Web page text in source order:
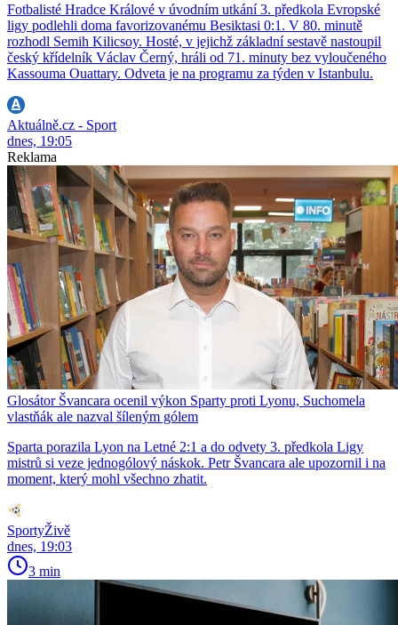
Fotbalisté Hradce Králové v úvodním utkání 3. předkola Evropské
ligy podlehli doma favorizovanému Besiktasi 0:1. V 80. minutě
rozhodl Semih Kilicsoy. Hosté, v jejichž základní sestavě nastoupil
český křídelník Václav Černý, hráli od 71. minuty bez vyloučeného
Kassouma Ouattary. Odveta je na programu za týden v Istanbulu.
Aktuálně.cz - Sport
dnes, 19:05
Reklama
Glosátor Švancara ocenil výkon Sparty proti Lyonu, Suchomela
vlastňák ale nazval šíleným gólem
Sparta porazila Lyon na Letné 2:1 a do odvety 3. předkola Ligy
mistrů si veze jednogólový náskok. Petr Švancara ale upozornil i na
moment, který mohl všechno zhatit.
SportyŽivě
dnes, 19:03
3 min